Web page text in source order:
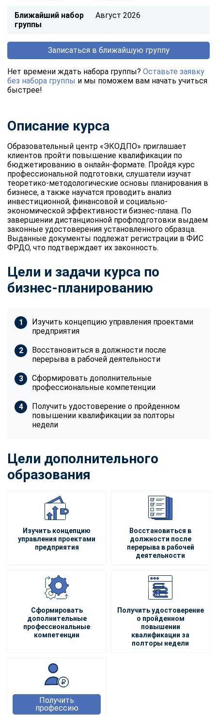
Ближайший набор
группы
Август 2026
Записаться в ближайшую группу
Нет времени ждать набора группы? Оставьте заявку
без набора группы и мы поможем вам начать учиться
быстрее!
Описание курса
Образовательный центр «ЭКОДПО» приглашает
клиентов пройти повышение квалификации по
бюджетированию в онлайн-формате. Пройдя курс
профессиональной подготовки, слушатели изучат
теоретико-методологические основы планирования в
бизнесе, а также научатся проводить анализ
инвестиционной, финансовой и социально-
экономической эффективности бизнес-плана. По
завершении дистанционной профподготовки выдаем
законные удостоверения установленного образца.
Выданные документы подлежат регистрации в ФИС
ФРДО, что подтверждает их законность.
Цели и задачи курса по
бизнес-планированию
Изучить концепцию управления проектами
предприятия
Восстановиться в должности после
перерыва в рабочей деятельности
Сформировать дополнительные
профессиональные компетенции
Получить удостоверение о пройденном
повышении квалификации за полторы
недели
Цели дополнительного
образования
Изучить концепцию
управления проектами
предприятия
Восстановиться в
должности после
перерыва в рабочей
деятельности
Сформировать
дополнительные
профессиональные
компетенции
Получить удостоверение
о пройденном
повышении
квалификации за
полторы недели
Получить
профессию